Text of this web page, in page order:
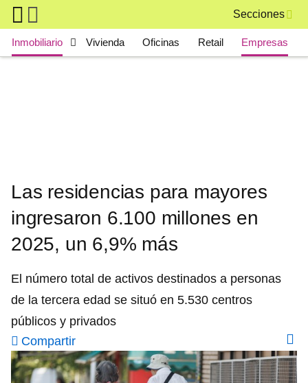
Skip to main content
Secciones
Main navigation
Inmobiliario Vivienda Oficinas Retail Empresas
Las residencias para mayores
ingresaron 6.100 millones en
2025, un 6,9% más
El número total de activos destinados a personas
de la tercera edad se situó en 5.530 centros
públicos y privados
Compartir